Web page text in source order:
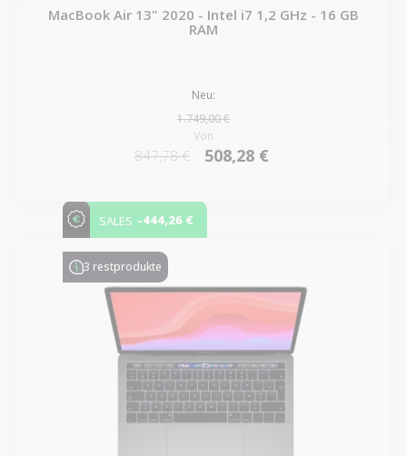
MacBook Air 13" 2020 - Intel i7 1,2 GHz - 16 GB
RAM
Neu:
1.749,00 €
Von
847,78 € 508,28 €
SALES -444,26 €
3 restprodukte